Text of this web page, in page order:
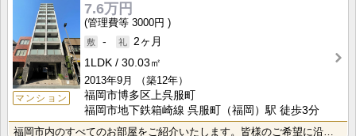
マンション
7.6万円
3000円
-
2ヶ月
1LDK
30.03㎡
2013年9月
（築12年）
福岡市博多区上呉服町
福岡市地下鉄箱崎線 呉服町（福岡）駅 徒歩3分